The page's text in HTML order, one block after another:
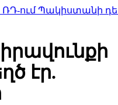
ում Պակիստանի
էր.